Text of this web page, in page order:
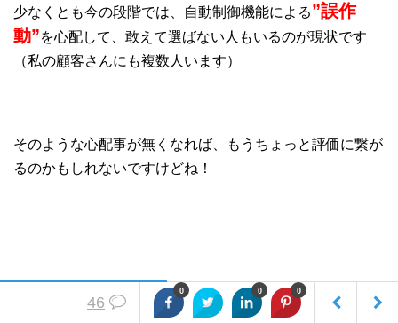
少なくとも今の段階では、自動制御機能による”誤作
動”を心配して、敢えて選ばない人もいるのが現状です
（私の顧客さんにも複数人います）
そのような心配事が無くなれば、もうちょっと評価に繋が
るのかもしれないですけどね！
では次回、ヴェゼルハイブリッドの方を調べてみようと思
0 0 0
46